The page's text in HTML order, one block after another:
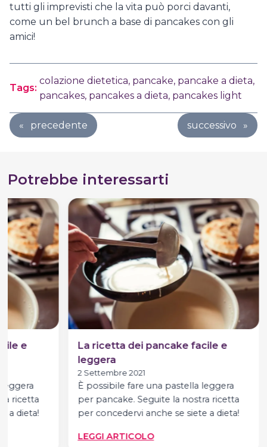
tutti gli imprevisti che la vita può porci davanti,
come un bel brunch a base di pancakes con gli
amici!
Tags:
colazione dietetica, pancake, pancake a dieta,
pancakes, pancakes a dieta, pancakes light
« precedente successivo »
Potrebbe interessarti
e
ricetta
a dieta!
La ricetta dei pancake facile e
leggera
2 Settembre 2021
È possibile fare una pastella leggera
per pancake. Seguite la nostra ricetta
per concedervi anche se siete a dieta!
LEGGI ARTICOLO: